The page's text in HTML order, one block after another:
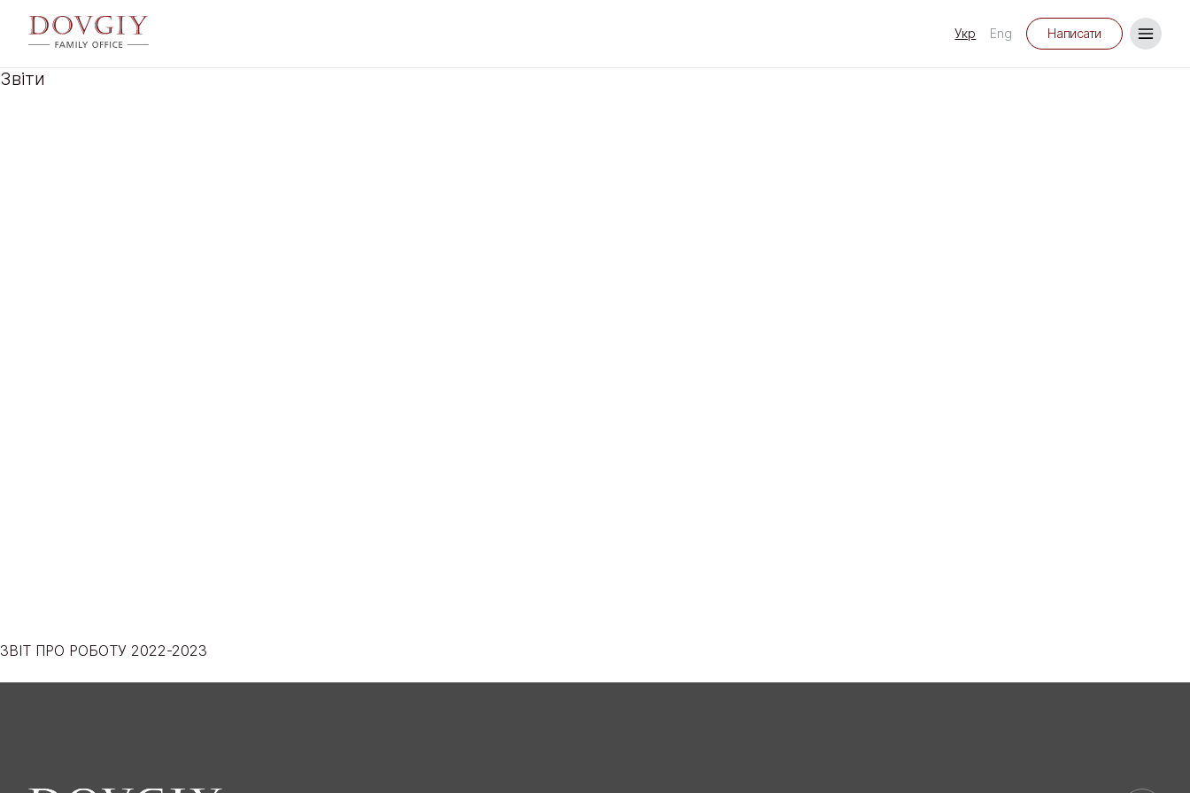
Укр Eng Написати
Звіти
ЗВІТ ПРО РОБОТУ 2022-2023